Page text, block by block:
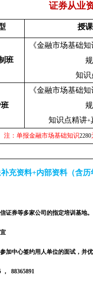
证券从业
授
班
《金融市场基础知
知识
班
《金融市场基础知
知识点精讲+
注：单报金融市场基础知识2280
充资料+内部资料（含
证券等多家公司的指定培训基地
加中心签约用人单位的面试，并
， 88365891